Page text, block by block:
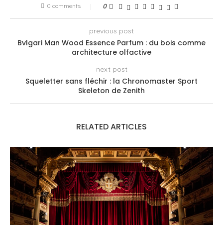
0 comments 0
previous post
Bvlgari Man Wood Essence Parfum : du bois comme
architecture olfactive
next post
Squeletter sans fléchir : la Chronomaster Sport
Skeleton de Zenith
RELATED ARTICLES